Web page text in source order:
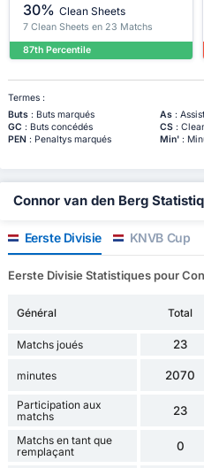
30% Clean Sheets
7 Clean Sheets en 23 Matchs
87th Percentile
Termes :
Buts: Buts marqués As:
GC : Buts concédés CS:
PEN: Penaltys marqués Min':
Connor van den Berg
Eerste Divisie KNVB Cup
Eerste Divisie Statistiques pour
Général Total
Matchs joués 23
minutes 2070
Participation aux
matchs
23
Matchs en tant que
remplaçant
0